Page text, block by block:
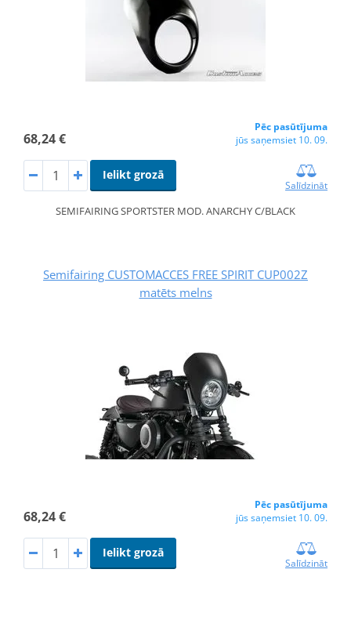
68,24 €
Pēc pasūtījuma
jūs saņemsiet 10. 09.
Ielikt grozā
Salīdzināt
SEMIFAIRING SPORTSTER MOD. ANARCHY C/BLACK
Semifairing CUSTOMACCES FREE SPIRIT CUP002Z
matēts melns
68,24 €
Pēc pasūtījuma
jūs saņemsiet 10. 09.
Ielikt grozā
Salīdzināt